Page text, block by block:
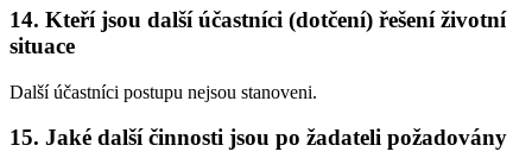
14. Kteří jsou další účastníci (dotčení) řešení životní
situace
Další účastníci postupu nejsou stanoveni.
15. Jaké další činnosti jsou po žadateli požadovány